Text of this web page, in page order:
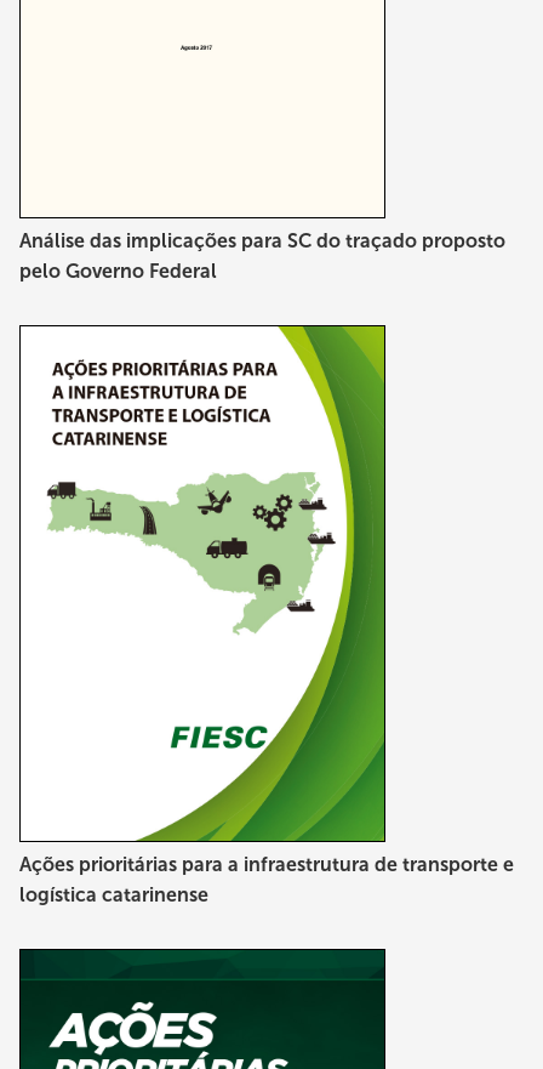
Análise das implicações para SC do traçado proposto
pelo Governo Federal
Ações prioritárias para a infraestrutura de transporte e
logística catarinense